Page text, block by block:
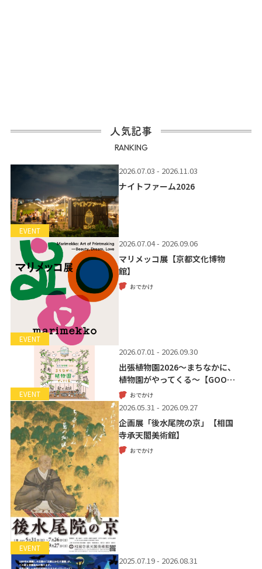
人気記事
RANKING
EVENT
2026.07.03 - 2026.11.03
ナイトファーム2026
EVENT
2026.07.04 - 2026.09.06
マリメッコ展【京都文化博物
館】
おでかけ
EVENT
2026.07.01 - 2026.09.30
出張植物園2026～まちなかに、
植物園がやってくる～【GOO…
おでかけ
EVENT
2026.05.31 - 2026.09.27
企画展「後水尾院の京」【相国
寺承天閣美術館】
おでかけ
2025.07.19 - 2026.08.31